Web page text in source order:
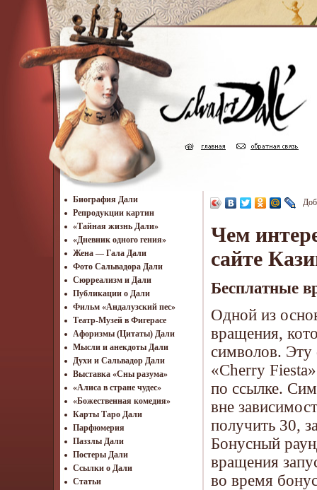
Биография Дали
Репродукции картин
«Тайная жизнь Дали»
«Дневник одного гения»
Жена — Гала Дали
Фото Сальвадора Дали
Cюрреализм и Дали
Публикации о Дали
Фильм «Андалузский пес»
Театр-Музей в Фигерасе
Афоризмы (Цитаты) Дали
Мысли и анекдоты Дали
Духи и Сальвадор Дали
Выставка «Сны разума»
«Алиса в стране чудес»
«Божественная комедия»
Карты Таро Дали
Парфюмерия
Паззлы Дали
Постеры Дали
Ссылки о Дали
Статьи
Чем
сайте
Бесплатные
Одной из
вращения,
символов. Эту
«Cherry
по ссылке.
вне
получить 30,
Бонусный
вращения
во время